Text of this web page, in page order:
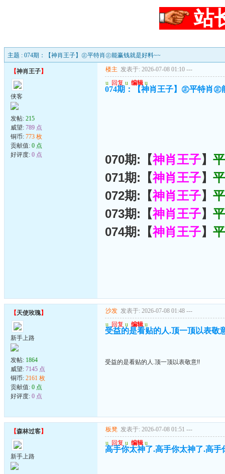
站
主题 : 074期：【神肖王子】㊣平特肖㊣能赢钱就是好料~~
【神肖王子】
侠客
发帖: 215
威望: 789 点
铜币: 773 枚
贡献值: 0 点
好评度: 0 点
楼主 发表于: 2026-07-08 01:10 ---
u 回复 u 编辑 u
074期：【神肖王子】㊣平特肖㊣
070期:【神肖王子】
071期:【神肖王子】
072期:【神肖王子】
073期:【神肖王子】
074期:【神肖王子】
【天使玫瑰】
新手上路
发帖: 1864
威望: 7145 点
铜币: 2161 枚
贡献值: 0 点
好评度: 0 点
沙发 发表于: 2026-07-08 01:48 ---
u 回复 u 编辑 u
受益的是看贴的人.顶一顶以表敬
受益的是看贴的人.顶一顶以表敬意!!
【森林过客】
新手上路
板凳 发表于: 2026-07-08 01:51 ---
u 回复 u 编辑 u
高手你太神了.高手你太神了.高手